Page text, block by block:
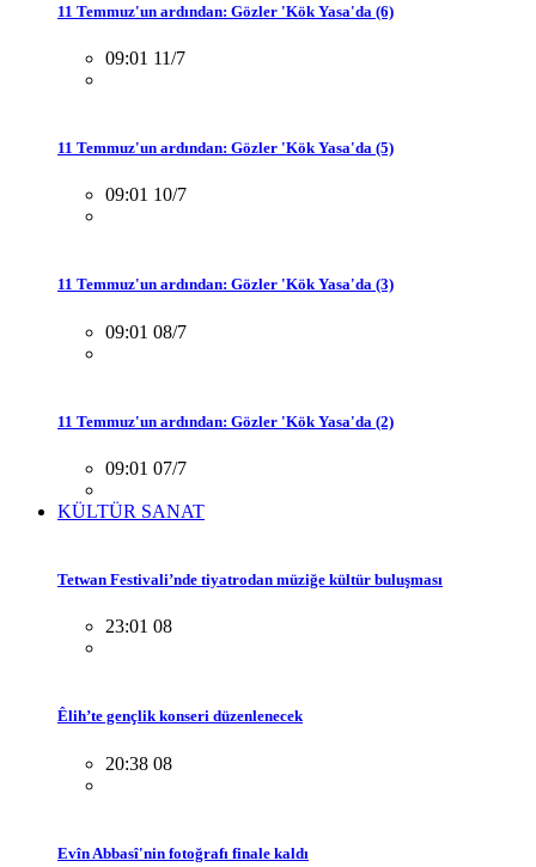
11 Temmuz'un ardından: Gözler 'Kök Yasa'da (6)
09:01 11/7
11 Temmuz'un ardından: Gözler 'Kök Yasa'da (5)
09:01 10/7
11 Temmuz'un ardından: Gözler 'Kök Yasa'da (3)
09:01 08/7
11 Temmuz'un ardından: Gözler 'Kök Yasa'da (2)
09:01 07/7
KÜLTÜR SANAT
Tetwan Festivali’nde tiyatrodan müziğe kültür buluşması
23:01 08
Êlih’te gençlik konseri düzenlenecek
20:38 08
Evîn Abbasî'nin fotoğrafı finale kaldı